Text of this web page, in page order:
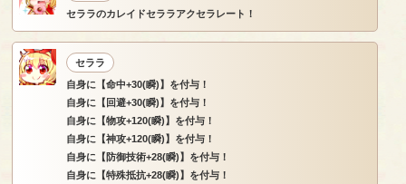
セララのカレイドセララアクセラレート！
セララ
自身に【命中+30(瞬)】を付与！
自身に【回避+30(瞬)】を付与！
自身に【物攻+120(瞬)】を付与！
自身に【神攻+120(瞬)】を付与！
自身に【防御技術+28(瞬)】を付与！
自身に【特殊抵抗+28(瞬)】を付与！